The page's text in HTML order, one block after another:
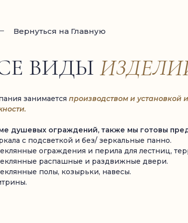
ВИДЫ
Вернуться на Главную
занимается производством и установкой
душевых ограждений, также мы готовы
с подсветкой и без/ зеркальные панно.
ограждения и перила для лестниц,
распашные и раздвижные двери.
полы, козырьки, навесы.